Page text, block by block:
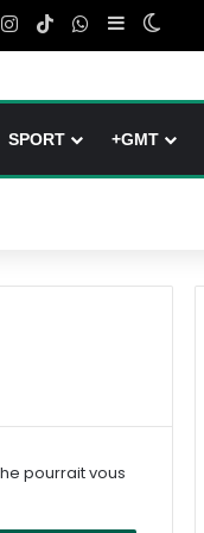
Instagram
TikTokWhatsApp
Sidebar
SPORT +GMT
pourrait vous